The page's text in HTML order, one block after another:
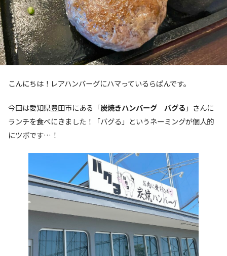
こんにちは！レアハンバーグにハマっているらぱんです。
今回は愛知県豊田市にある「炭焼きハンバーグ バグる 」さんに
ランチを食べにきました！「バグる」というネーミングが個人的
にツボです…！